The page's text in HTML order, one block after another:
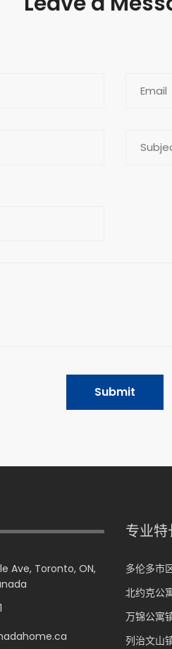
Submit
Ave, Toronto, ON,
专业特
多伦多市
北约克公
万锦公寓
列治文山